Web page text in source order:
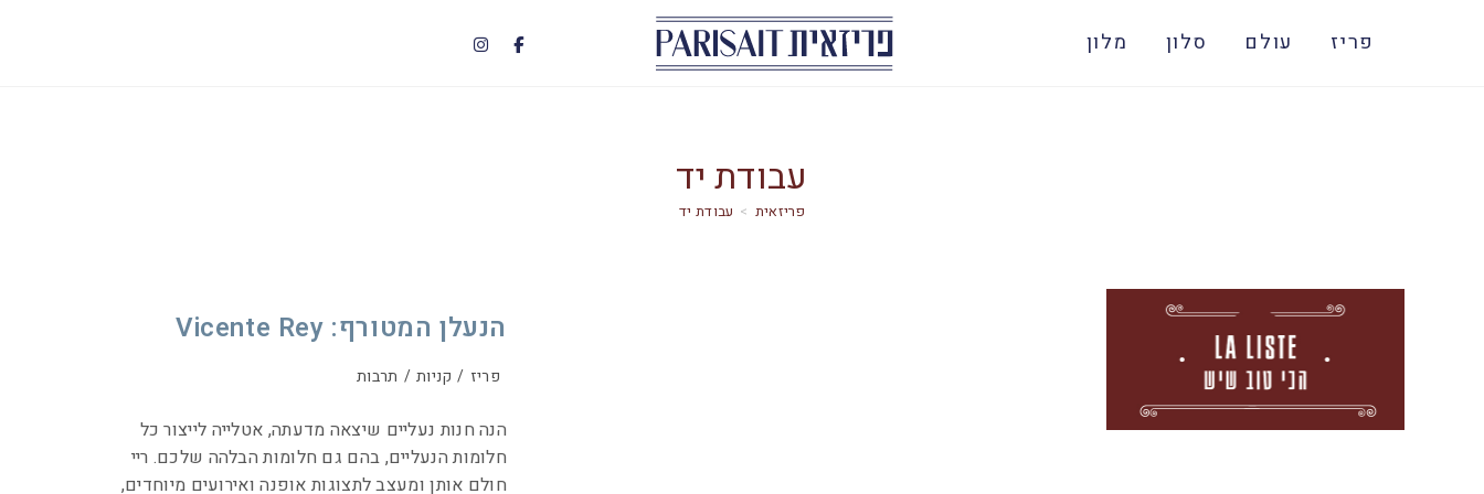
פריז עולם סלון מלון
עבודת יד
> עבודת יד
הנעלן המטורף: Vicente Rey
פריז / קניות / תרבות
הנה חנות נעליים שיצאה מדעתה, אטלייה לייצור כל
חלומות הנעליים, בהם גם חלומות הבלהה שלכם. ריי
חולם אותן ומעצב לתצוגות אופנה ואירועים מיוחדים,